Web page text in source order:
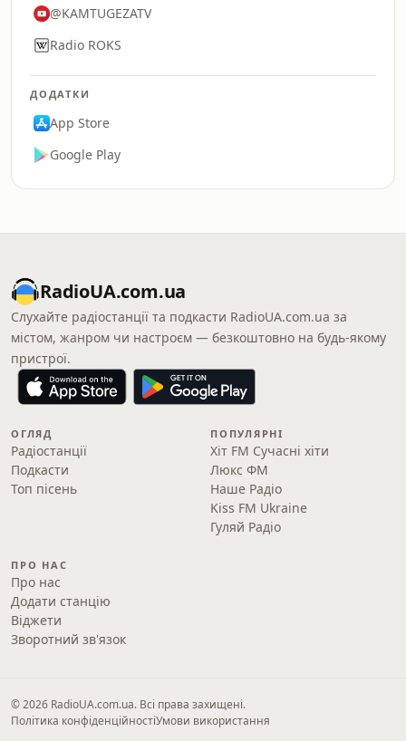
@KAMTUGEZATV
Radio ROKS
ДОДАТКИ
App Store
Google Play
RadioUA.com.ua
Слухайте радіостанції та подкасти RadioUA.com.ua за
містом, жанром чи настроєм — безкоштовно на будь-якому
пристрої.
ОГЛЯД
Радіостанції
Подкасти
Топ пісень
ПОПУЛЯРНІ
Хіт FM Сучасні хіти
Люкс ФМ
Наше Радіо
Kiss FM Ukraine
Гуляй Радіо
ПРО НАС
Про нас
Додати станцію
Віджети
Зворотний зв'язок
© 2026 RadioUA.com.ua. Всі права захищені.
Політика конфіденційностіУмови використання